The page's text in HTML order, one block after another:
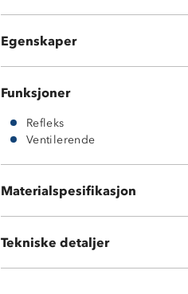
Egenskaper
Refleks
Funksjoner
Refleks
Ventilerende
Materialspesifikasjon
100 % polyester
Tekniske detaljer
Volum: 25 L